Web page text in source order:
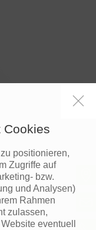
Cookies
positionieren,
Zugriffe auf
bzw.
und Analysen)
Rahmen
zulassen,
eventuell